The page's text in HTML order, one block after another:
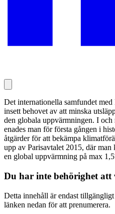
Det internationella samfundet med
insett behovet av att minska
den globala uppvärmningen. I
enades man för första gången i
åtgärder för att bekämpa
upp av Parisavtalet 2015, där
en global uppvärmning på max
Du har inte behörighet att
Detta innehåll är endast
länken nedan för att prenumerera.